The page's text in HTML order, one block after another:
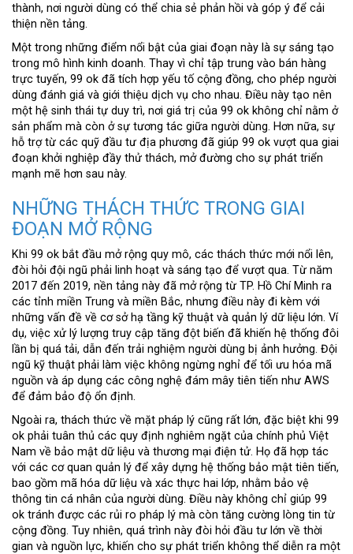
thành, nơi người dùng có thể chia sẻ phản hồi và góp ý để cải
thiện nền tảng.
Một trong những điểm nổi bật của giai đoạn này là sự sáng tạo
trong mô hình kinh doanh. Thay vì chỉ tập trung vào bán hàng
trực tuyến, 99 ok đã tích hợp yếu tố cộng đồng, cho phép người
dùng đánh giá và giới thiệu dịch vụ cho nhau. Điều này tạo nên
một hệ sinh thái tự duy trì, nơi giá trị của 99 ok không chỉ nằm ở
sản phẩm mà còn ở sự tương tác giữa người dùng. Hơn nữa, sự
hỗ trợ từ các quỹ đầu tư địa phương đã giúp 99 ok vượt qua giai
đoạn khởi nghiệp đầy thử thách, mở đường cho sự phát triển
mạnh mẽ hơn sau này.
NHỮNG THÁCH THỨC TRONG GIAI
ĐOẠN MỞ RỘNG
Khi 99 ok bắt đầu mở rộng quy mô, các thách thức mới nổi lên,
đòi hỏi đội ngũ phải linh hoạt và sáng tạo để vượt qua. Từ năm
2017 đến 2019, nền tảng này đã mở rộng từ TP. Hồ Chí Minh ra
các tỉnh miền Trung và miền Bắc, nhưng điều này đi kèm với
những vấn đề về cơ sở hạ tầng kỹ thuật và quản lý dữ liệu lớn. Ví
dụ, việc xử lý lượng truy cập tăng đột biến đã khiến hệ thống đôi
lần bị quá tải, dẫn đến trải nghiệm người dùng bị ảnh hưởng. Đội
ngũ kỹ thuật phải làm việc không ngừng nghỉ để tối ưu hóa mã
nguồn và áp dụng các công nghệ đám mây tiên tiến như AWS
để đảm bảo độ ổn định.
Ngoài ra, thách thức về mặt pháp lý cũng rất lớn, đặc biệt khi 99
ok phải tuân thủ các quy định nghiêm ngặt của chính phủ Việt
Nam về bảo mật dữ liệu và thương mại điện tử. Họ đã hợp tác
với các cơ quan quản lý để xây dựng hệ thống bảo mật tiên tiến,
bao gồm mã hóa dữ liệu và xác thực hai lớp, nhằm bảo vệ
thông tin cá nhân của người dùng. Điều này không chỉ giúp 99
ok tránh được các rủi ro pháp lý mà còn tăng cường lòng tin từ
cộng đồng. Tuy nhiên, quá trình này đòi hỏi đầu tư lớn về thời
gian và nguồn lực, khiến cho sự phát triển không thể diễn ra một